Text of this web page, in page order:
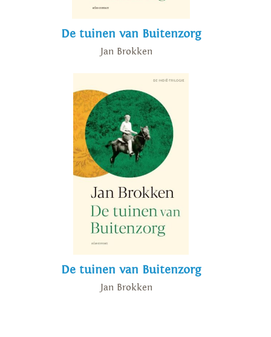
De tuinen van Buitenzorg
Jan Brokken
De tuinen van Buitenzorg
Jan Brokken